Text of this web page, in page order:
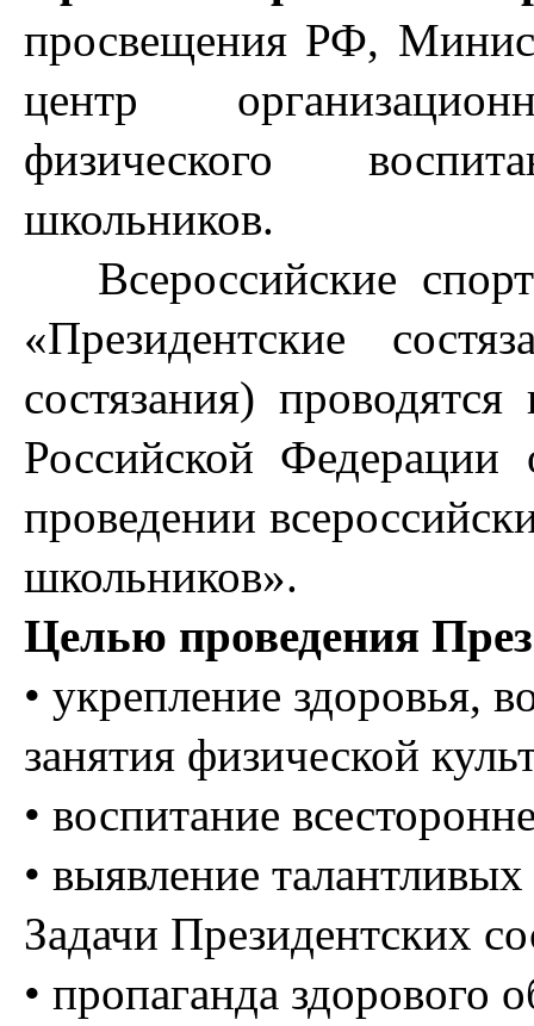
просвещения РФ,
центр
физического
школьников.
Всероссийские
«Президентские
состязания)
Российской
проведении
школьников».
Целью проведения
• укрепление здоровья,
занятия физической
• воспитание
• выявление
Задачи Президентских
• пропаганда здорового